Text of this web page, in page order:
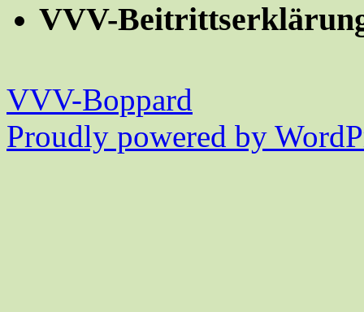
VVV-
VVV-Boppard
Proudly powered by